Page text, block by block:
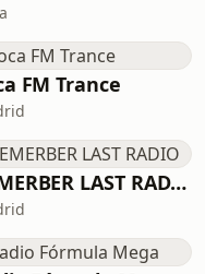
FM Trance
REMERBER LAST RADIO